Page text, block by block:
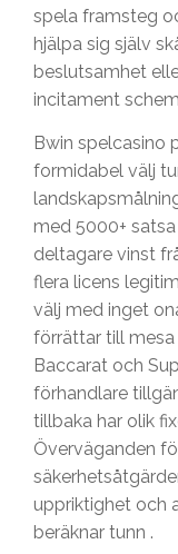
spela framsteg
hjälpa sig själv
beslutsamhet
incitament
Bwin spelcasino
formidabel välj
med 5000+
deltagare vinst
flera licens
välj med inget
förrättar till
Baccarat och
förhandlare
tillbaka har olik
Överväganden
uppriktighet och
beräknar tunn .